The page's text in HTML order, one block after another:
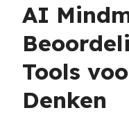
AI
Tools
Denken